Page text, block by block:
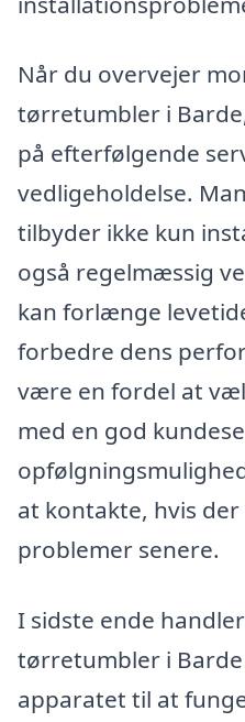
Når du overvejer
tørretumbler i
på efterfølgende
vedligeholdelse.
tilbyder ikke kun
også regelmæssig
kan forlænge
forbedre dens
være en fordel at
med en god
at kontakte, hvis der
problemer senere.
I sidste ende
tørretumbler i
apparatet til at